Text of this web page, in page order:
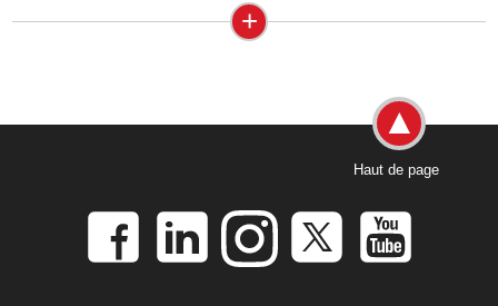
+
Haut de page